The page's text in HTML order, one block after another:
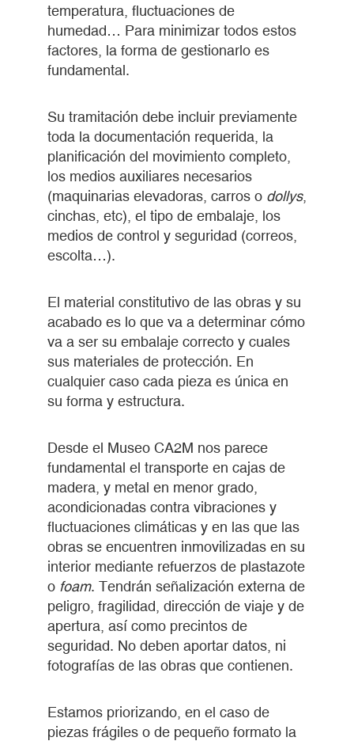
temperatura, fluctuaciones de
humedad… Para minimizar todos estos
factores, la forma de gestionarlo es
fundamental.
Su tramitación debe incluir previamente
toda la documentación requerida, la
planificación del movimiento completo,
los medios auxiliares necesarios
(maquinarias elevadoras, carros o dollys,
cinchas, etc), el tipo de embalaje, los
medios de control y seguridad (correos,
escolta…).
El material constitutivo de las obras y su
acabado es lo que va a determinar cómo
va a ser su embalaje correcto y cuales
sus materiales de protección. En
cualquier caso cada pieza es única en
su forma y estructura.
Desde el Museo CA2M nos parece
fundamental el transporte en cajas de
madera, y metal en menor grado,
acondicionadas contra vibraciones y
fluctuaciones climáticas y en las que las
obras se encuentren inmovilizadas en su
interior mediante refuerzos de plastazote
o foam. Tendrán señalización externa de
peligro, fragilidad, dirección de viaje y de
apertura, así como precintos de
seguridad. No deben aportar datos, ni
fotografías de las obras que contienen.
Estamos priorizando, en el caso de
piezas frágiles o de pequeño formato la